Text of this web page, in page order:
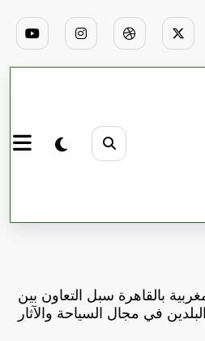
بالقاهرة سبل التعاون بين
البلدين في مجال السياحة والآثار